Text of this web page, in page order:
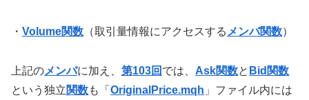
・ Volume関数 （取引量情報にアクセスする メンバ関数）
上記のメンバに加え、 第103回 では、 Ask関数と Bid関数
という独立関数も「 OriginalPrice.mqh 」ファイル内には